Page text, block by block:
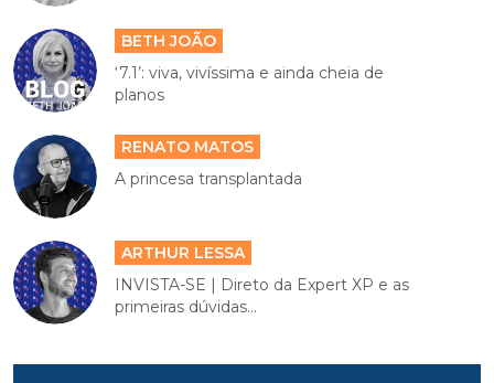
BETH JOÃO
‘7.1’: viva, vivíssima e ainda cheia de
planos
RENATO MATOS
A princesa transplantada
ARTHUR LESSA
INVISTA-SE | Direto da Expert XP e as
primeiras dúvidas...